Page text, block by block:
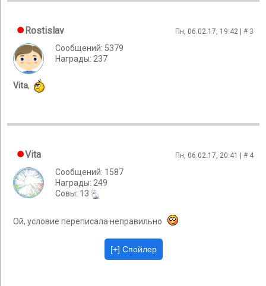
Rostislav Пн, 06.02.17, 19:42 | # 3
Сообщений: 5379
Награды: 237
Vita,
Vita Пн, 06.02.17, 20:41 | # 4
Сообщений: 1587
Награды: 249
Cовы: 13
Ой, условие переписала неправильно